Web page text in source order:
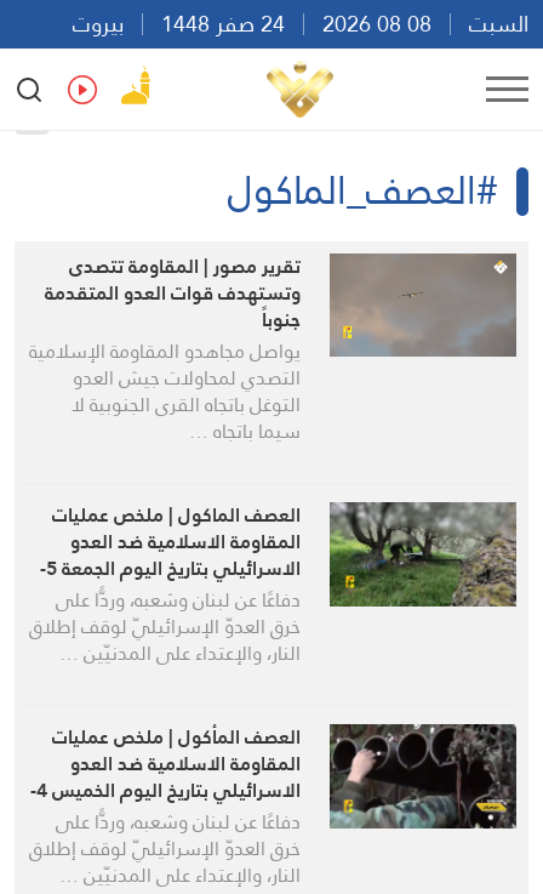
السبت
بيروت
20:37
Ar
#العصف_الماكول
تقرير مصور | المقاومة تتصدى
وتستهدف قوات العدو المتقدمة
جنوباً
يواصل مجاهدو المقاومة الإسلامية
التصدي لمحاولات جيش العدو
التوغل باتجاه القرى الجنوبية لا
سيما باتجاه …
العصف الماكول | ملخص عمليات
المقاومة الاسلامية ضد العدو
الاسرائيلي بتاريخ اليوم الجمعة 5-
6-2026
دفاعًا عن لبنان وشعبه، وردًّا على
خرق العدوّ الإسرائيليّ لوقف إطلاق
النار، والإعتداء على المدنيّين …
العصف المأكول | ملخص عمليات
المقاومة الاسلامية ضد العدو
الاسرائيلي بتاريخ اليوم الخميس 4-
6-2026
دفاعًا عن لبنان وشعبه، وردًّا على
خرق العدوّ الإسرائيليّ لوقف إطلاق
النار، والإعتداء على المدنيّين …